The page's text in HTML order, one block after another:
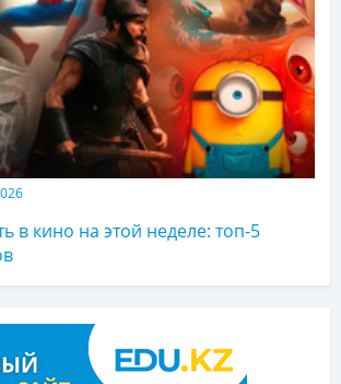
в кино на этой неделе: топ-5